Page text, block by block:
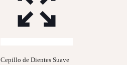
Cepillo de Dientes Suave